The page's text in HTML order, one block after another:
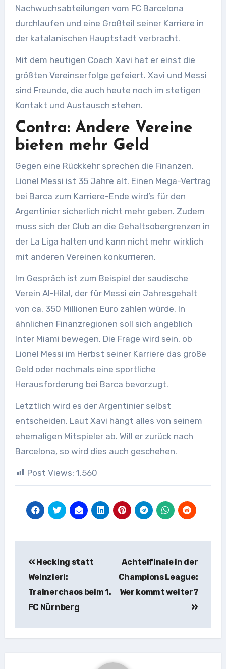
Nachwuchsabteilungen vom FC Barcelona
durchlaufen und eine Großteil seiner Karriere in
der katalanischen Hauptstadt verbracht.
Mit dem heutigen Coach Xavi hat er einst die
größten Vereinserfolge gefeiert. Xavi und Messi
sind Freunde, die auch heute noch im stetigen
Kontakt und Austausch stehen.
Contra: Andere Vereine
bieten mehr Geld
Gegen eine Rückkehr sprechen die Finanzen.
Lionel Messi ist 35 Jahre alt. Einen Mega-Vertrag
bei Barca zum Karriere-Ende wird’s für den
Argentinier sicherlich nicht mehr geben. Zudem
muss sich der Club an die Gehaltsobergrenzen in
der La Liga halten und kann nicht mehr wirklich
mit anderen Vereinen konkurrieren.
Im Gespräch ist zum Beispiel der saudische
Verein Al-Hilal, der für Messi ein Jahresgehalt
von ca. 350 Millionen Euro zahlen würde. In
ähnlichen Finanzregionen soll sich angeblich
Inter Miami bewegen. Die Frage wird sein, ob
Lionel Messi im Herbst seiner Karriere das große
Geld oder nochmals eine sportliche
Herausforderung bei Barca bevorzugt.
Letztlich wird es der Argentinier selbst
entscheiden. Laut Xavi hängt alles von seinem
ehemaligen Mitspieler ab. Will er zurück nach
Barcelona, so wird dies auch geschehen.
Post Views: 1.560
Hecking statt
Weinzierl:
Trainerchaos beim 1.
FC Nürnberg
Achtelfinale in der
Champions League:
Wer kommt weiter?